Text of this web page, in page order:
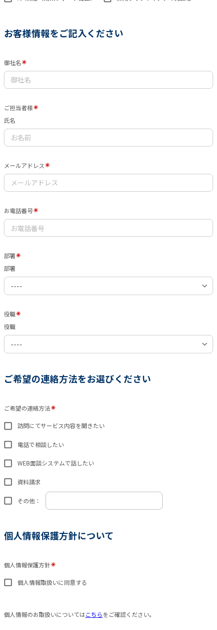
お客様情報をご記入ください
御社名
ご担当者様
氏名
メールアドレス
お電話番号
部署
部署
役職
役職
ご希望の連絡方法をお選びください
ご希望の連絡方法
訪問にてサービス内容を聞きたい
電話で相談したい
WEB面談システムで話したい
資料請求
その他：
個人情報保護方針について
個人情報保護方針
個人情報取扱いに同意する
個人情報のお取扱いについてはこちらをご確認ください。